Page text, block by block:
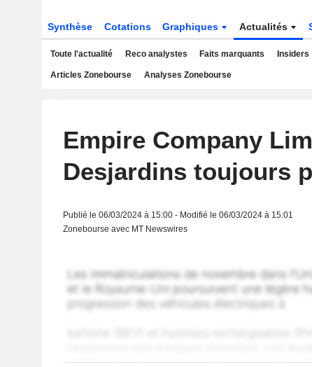
Synthèse Cotations Graphiques Actualités
Toute l'actualité Reco analystes Faits marquants Insiders
Articles Zonebourse Analyses Zonebourse
Empire Company
Desjardins toujours
Publié le 06/03/2024 à 15:00 - Modifié le 06/03/2024 à 15:01
Zonebourse avec MT Newswires